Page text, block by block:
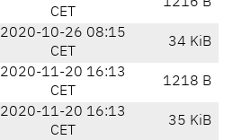
CET
2020-10-26 08:15
CET
34 KiB
2020-11-20 16:13
CET
1218 B
2020-11-20 16:13
CET
35 KiB